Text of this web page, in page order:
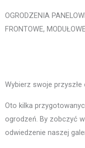
OGRODZENIA
FRONTOWE,
Wybierz swoje przyszłe
Oto kilka
ogrodzeń. By zobczyć
odwiedzenie naszej